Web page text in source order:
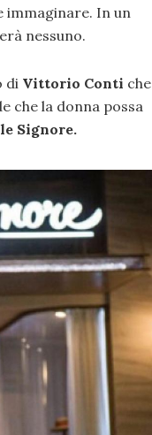
immaginare. In un
nessuno.
di Vittorio Conti che
che la donna possa
Signore.